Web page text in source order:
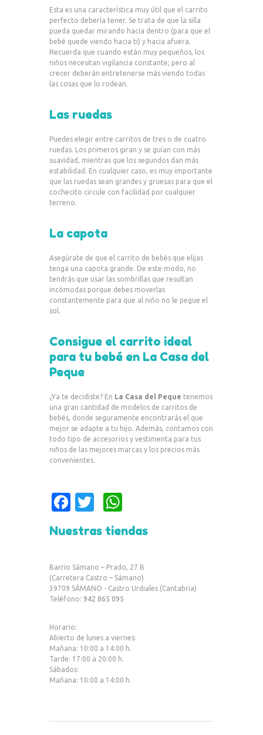
Esta es una característica muy útil que el carrito
perfecto debería tener. Se trata de que la silla
pueda quedar mirando hacia dentro (para que el
bebé quede viendo hacia ti) y hacia afuera.
Recuerda que cuando están muy pequeños, los
niños necesitan vigilancia constante; pero al
crecer deberán entretenerse más viendo todas
las cosas que lo rodean.
Las ruedas
Puedes elegir entre carritos de tres o de cuatro
ruedas. Los primeros giran y se guían con más
suavidad, mientras que los segundos dan más
estabilidad. En cualquier caso, es muy importante
que las ruedas sean grandes y gruesas para que el
cochecito circule con facilidad por cualquier
terreno.
La capota
Asegúrate de que el carrito de bebés que elijas
tenga una capota grande. De este modo, no
tendrás que usar las sombrillas que resultan
incómodas porque debes moverlas
constantemente para que al niño no le pegue el
sol.
Consigue el carrito ideal
para tu bebé en La Casa del
Peque
¿Ya te decidiste? En La Casa del Peque tenemos
una gran cantidad de modelos de carritos de
bebés, donde seguramente encontrarás el que
mejor se adapte a tu hijo. Además, contamos con
todo tipo de accesorios y vestimenta para tus
niños de las mejores marcas y los precios más
convenientes.
Fa
e
b
o
o
w
it
r
at
A
p
Nuestras tiendas
Barrio Sámano – Prado, 27 B
(Carretera Castro – Sámano)
39709 SÁMANO - Castro Urdiales (Cantabria)
Teléfono: 942 865 095
Horario:
Abierto de lunes a viernes:
Mañana: 10:00 a 14:00 h.
Tarde: 17:00 a 20:00 h.
Sábados:
Mañana: 10:00 a 14:00 h.